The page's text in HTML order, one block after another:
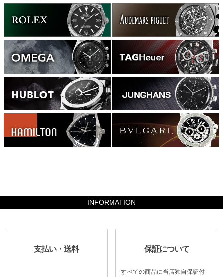
INFORMATION
支払い・送料 保証について
すべての商品に当店独自保証付